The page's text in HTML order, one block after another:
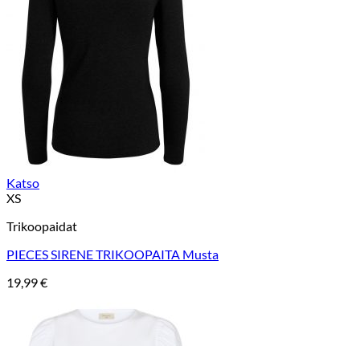
Katso
XS
Trikoopaidat
PIECES SIRENE TRIKOOPAITA Musta
19,99€